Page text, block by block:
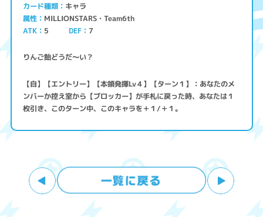
カード種類 キャラ
属性 MILLIONSTARS・Team6th
ATK 5 DEF 7
りんご飴どうだ～い？
【自】【エントリー】【本領発揮Lv４】【ターン１】：あなたのメ
ンバーか控え室から【ブロッカー】が手札に戻った時、あなたは１
枚引き、このターン中、このキャラを＋１/＋１。